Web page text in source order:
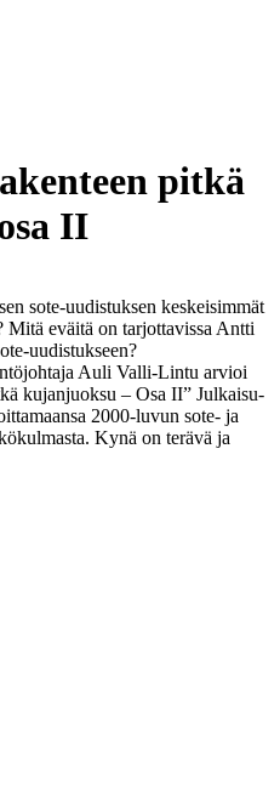
pitkä
II
sote-uudistuksen keskeisimmät
eväitä on tarjottavissa Antti
uudistukseen?
Auli Valli-Lintu arvioi
kujanjuoksu – Osa II” Julkaisu-
2000-luvun sote- ja
Kynä on terävä ja